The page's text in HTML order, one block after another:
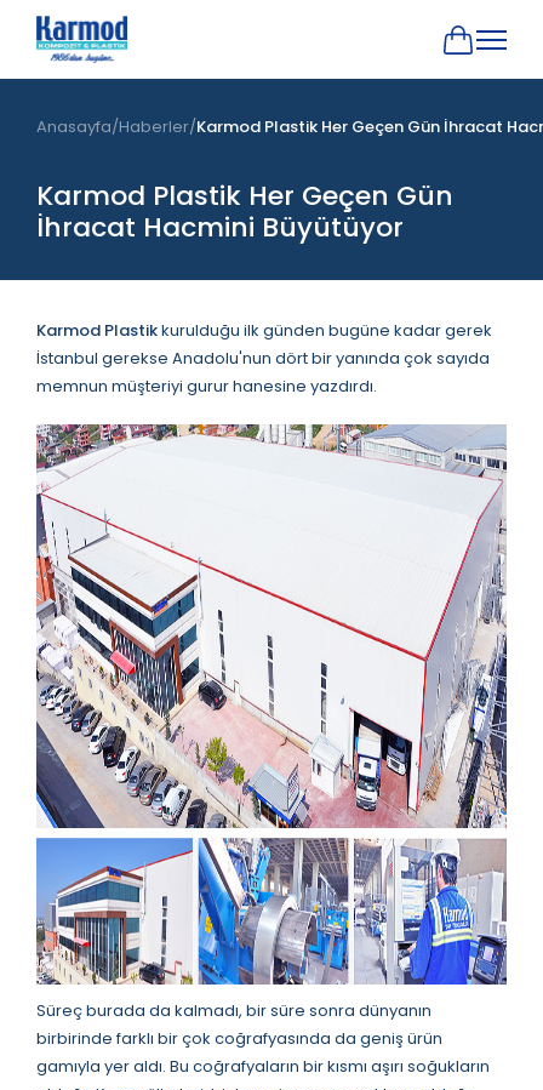
Anasayfa Haberler Karmod Plastik Her Geçen Gün İhracat
Karmod Plastik Her Geçen Gün
İhracat Hacmini Büyütüyor
Karmod Plastikkurulduğu ilk günden bugüne kadar gerek
İstanbul gerekse Anadolu'nun dört bir yanında çok sayıda
memnun müşteriyi gurur hanesine yazdırdı.
Süreç burada da kalmadı, bir süre sonra dünyanın
birbirinde farklı bir çok coğrafyasında da geniş ürün
gamıyla yer aldı. Bu coğrafyaların bir kısmı aşırı soğukların